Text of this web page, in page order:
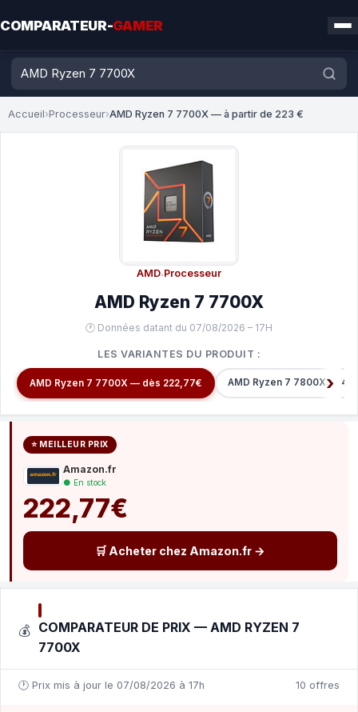
COMPARATEUR-GAMER
Accueil›Processeur›AMD Ryzen 7 7700X — à partir de 223 €
AMD·Processeur
AMD Ryzen 7 7700X
🕐 Données datant du 07/08/2026 – 17H
LES VARIANTES DU PRODUIT :
AMD Ryzen 7 7700X — dès 222,77€ AMD Ryzen 7 7800X3D
⭐ MEILLEUR PRIX
Amazon.fr
● En stock
222,77€
🛒 Acheter chez Amazon.fr →
💰 COMPARATEUR DE PRIX — AMD RYZEN 7
7700X
🕐 Prix mis à jour le 07/08/2026 à 17h 10 offres